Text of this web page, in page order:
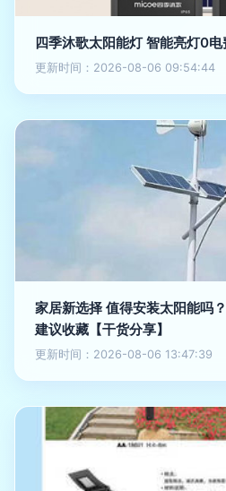
四季沐歌太阳能灯 智能亮灯0
更新时间：2026-08-06 09:54:44
家居新选择 值得安装太阳能吗
建议收藏【干货分享】
更新时间：2026-08-06 13:47:39